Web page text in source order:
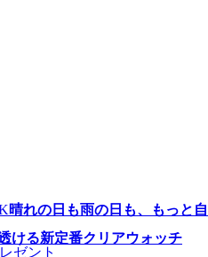
晴れの日も雨の日も、もっと自
ける新定番クリアウォッチ